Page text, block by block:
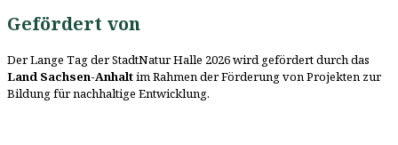
Gefördert von
Der Lange Tag der StadtNatur Halle 2026 wird gefördert durch das
Land Sachsen-Anhaltim Rahmen der Förderung von Projekten zur
Bildung für nachhaltige Entwicklung.